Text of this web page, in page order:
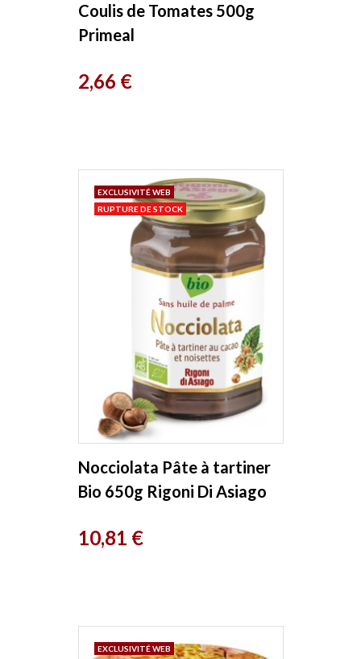
Coulis de Tomates 500g
Primeal
Prix
2,66 €
Nocciolata Pâte à tartiner
Bio 650g Rigoni Di Asiago
Prix
10,81 €
EXCLUSIVITÉ WEB
RUPTURE DE STOCK
EXCLUSIVITÉ WEB